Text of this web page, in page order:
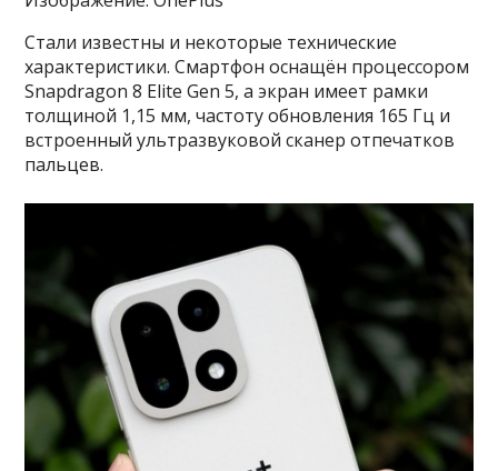
Стали известны и некоторые технические
характеристики. Смартфон оснащён процессором
Snapdragon 8 Elite Gen 5, а экран имеет рамки
толщиной 1,15 мм, частоту обновления 165 Гц и
встроенный ультразвуковой сканер отпечатков
пальцев.